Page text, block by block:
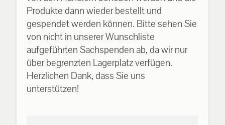
Produkte dann wieder bestellt und
gespendet werden können. Bitte sehen Sie
von nicht in unserer Wunschliste
aufgeführten Sachspenden ab, da wir nur
über begrenzten Lagerplatz verfügen.
Herzlichen Dank, dass Sie uns
unterstützen!